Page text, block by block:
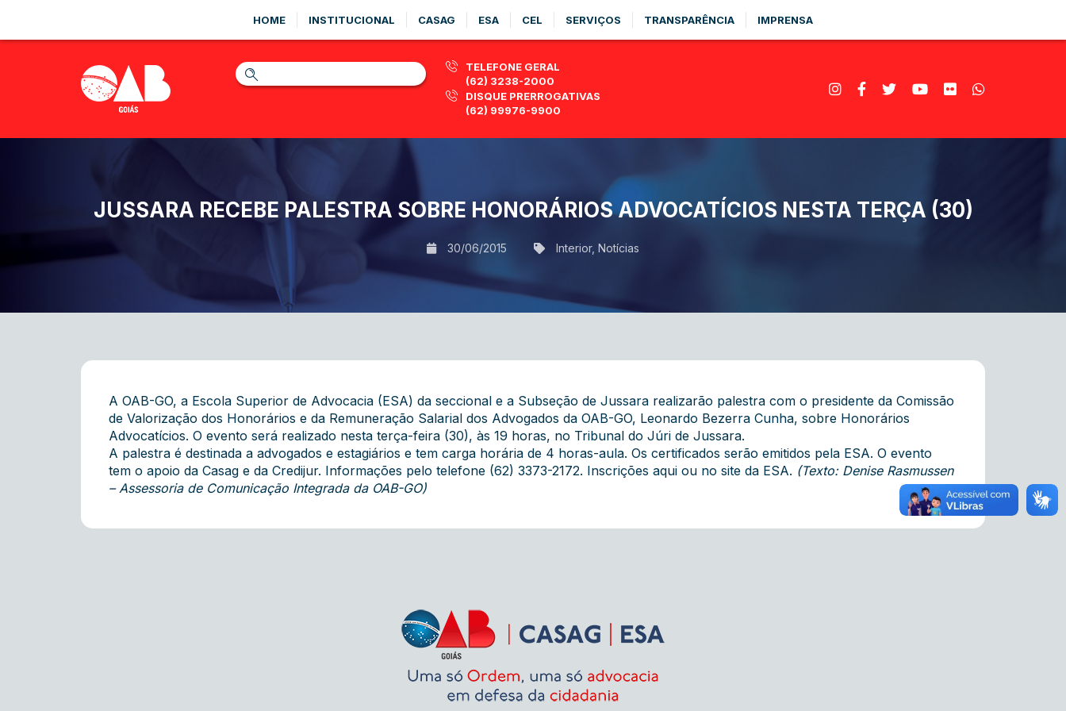
HOME INSTITUCIONAL CASAG ESA CEL SERVIÇOS TRANSPARÊNCIA IMPRENSA
TELEFONE GERAL
(62) 3238-2000
DISQUE PRERROGATIVAS
(62) 99976-9900
JUSSARA RECEBE PALESTRA SOBRE HONORÁRIOS ADVOCATÍCIOS NESTA TERÇA (30)
30/06/2015 Interior, Notícias
A OAB-GO, a Escola Superior de Advocacia (ESA) da seccional e a Subseção de Jussara realizarão palestra com o presidente da Comissão
de Valorização dos Honorários e da Remuneração Salarial dos Advogados da OAB-GO, Leonardo Bezerra Cunha, sobre Honorários
Advocatícios. O evento será realizado nesta terça-feira (30), às 19 horas, no Tribunal do Júri de Jussara.
A palestra é destinada a advogados e estagiários e tem carga horária de 4 horas-aula. Os certificados serão emitidos pela ESA. O evento
tem o apoio da Casag e da Credijur. Informações pelo telefone (62) 3373-2172. Inscrições aqui ou no site da ESA. (Texto: Denise Rasmussen
– Assessoria de Comunicação Integrada da OAB-GO)